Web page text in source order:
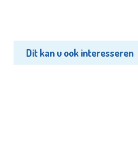
Dit kan u ook interesseren